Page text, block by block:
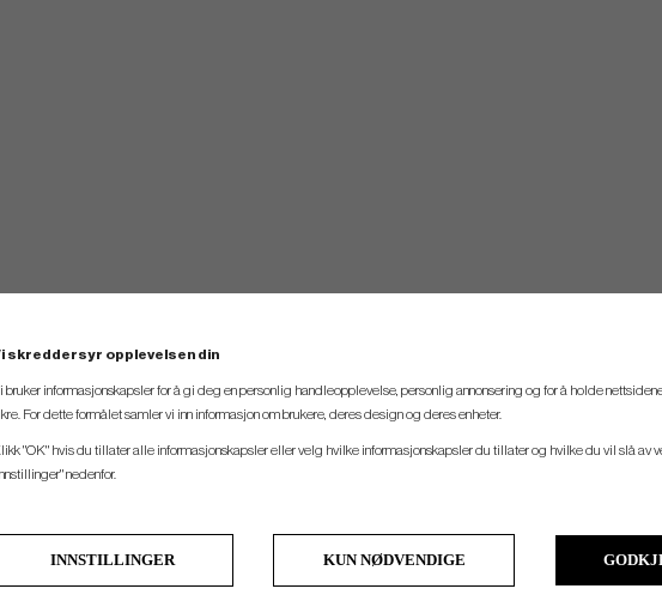
till denna produkt
skreddersyr opplevelsen din
bruker informasjonskapsler for å gi deg en personlig handleopplevelse, personlig annonsering og for å holde
For dette formålet samler vi inn informasjon om brukere, deres design og deres enheter.
"OK" hvis du tillater alle informasjonskapsler eller velg hvilke informasjonskapsler du tillater og hvilke du vil slå av
nedenfor.
INNSTILLINGER KUN NØDVENDIGE